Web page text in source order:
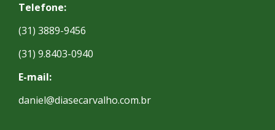
Telefone:
(31) 3889-9456
(31) 9.8403-0940
E-mail:
daniel@diasecarvalho.com.br